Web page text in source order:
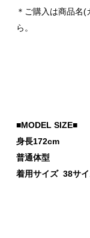
＊ご購入は商品名
ら。
■MODEL SIZE■
身長172cm
普通体型
着用サイズ 38サ